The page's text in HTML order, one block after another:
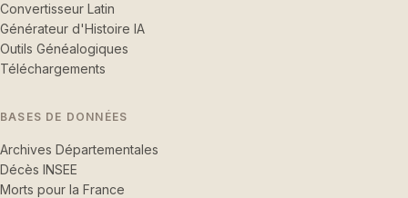
Convertisseur Latin
Générateur d'Histoire IA
Outils Généalogiques
Téléchargements
BASES DE DONNÉES
Archives Départementales
Décès INSEE
Morts pour la France